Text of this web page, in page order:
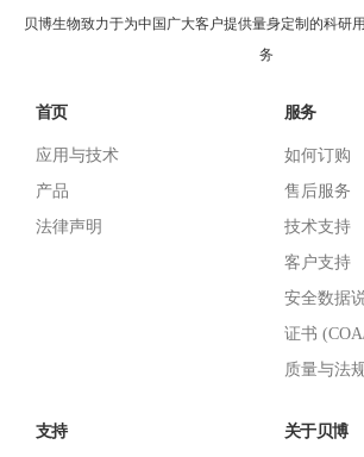
贝博生物致力于为中国广大客户提供量身定制的科研
务
首页
应用与技术
产品
法律声明
服务
如何订购
售后服务
技术支持
客户支持
安全数据
证书
质量与法
支持 关于贝博